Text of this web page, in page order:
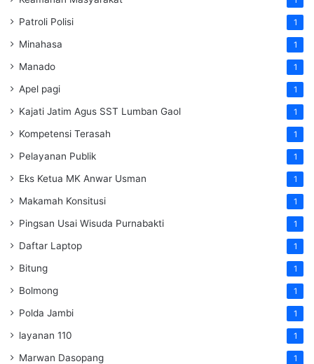
Patroli Polisi 1
Minahasa 1
Manado 1
Apel pagi 1
Kajati Jatim Agus SST Lumban Gaol 1
Kompetensi Terasah 1
Pelayanan Publik 1
Eks Ketua MK Anwar Usman 1
Makamah Konsitusi 1
Pingsan Usai Wisuda Purnabakti 1
Daftar Laptop 1
Bitung 1
Bolmong 1
Polda Jambi 1
layanan 110 1
Marwan Dasopang 1